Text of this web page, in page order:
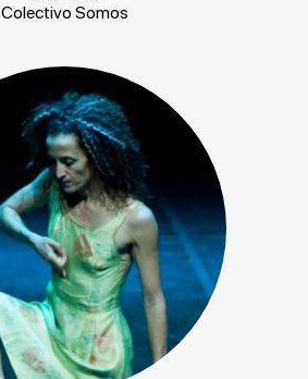
Colectivo Somos